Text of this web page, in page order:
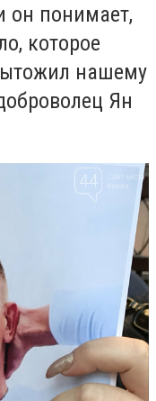
он понимает,
которое
нашему
Ян